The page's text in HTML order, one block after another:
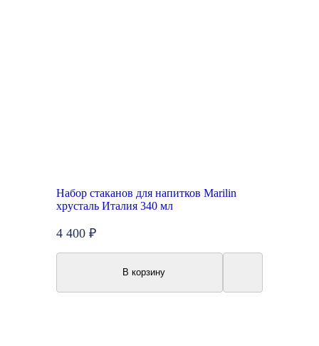
Набор стаканов для напитков Marilin
хрусталь Италия 340 мл
4 400 ₽
В корзину